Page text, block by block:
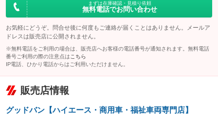
USB入力端子
：装備あり Bluetooth接続
：装備なし
：装備なし ：装備なし
センターデフロック
レンタカーアップ
：装備なし
：装備なし
HID(キセノンライト)
：装備なし ポータブルナビ
：装備なし
バックカメラ
：装備あり ETC
：装備あり
：装備なし ：装備なし
ローダウン
：装備なし
パワーシート 3列シート
ベンチシート
：装備あり
チップアップシート
：装備なし オットマン
：装備なし
まずは在庫確認・見積り依頼
無料電話でお問い合わせ
お気軽にどうぞ。問合せ後に何度もご連絡が届くことはありません。メールア
ドレスは販売店に公開されません。
※無料電話をご利用の場合は、販売店へお客様の電話番号が通知されます。無料電話
番号ご利用の際の注意点は こちら
IP電話、ひかり電話からはご利用いただけません。
販売店情報
グッドバン【ハイエース・商用車・福祉車両専門店】